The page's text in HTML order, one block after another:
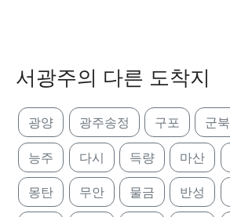
서광주의 다른 도착지
광양 광주송정 구포 군북
능주 다시 득량 마산
몽탄 무안 물금 반성